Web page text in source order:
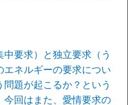
要求）と独立要求（う
エネルギーの要求につい
題が起こるか？という
今回はまた、愛情要求の